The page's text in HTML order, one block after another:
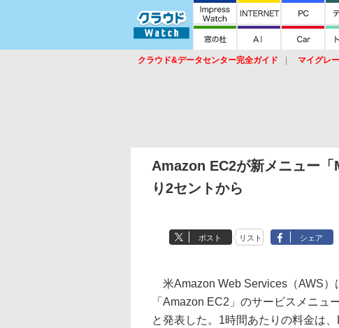
クラウド&データセンター完全ガイド マイグレ
Amazon EC2が新メニュー
り2セントから
ポスト リスト シェア
米Amazon Web Services（AWS）
「Amazon EC2」のサービスメニュ
と発表した。1時間あたりの料金は